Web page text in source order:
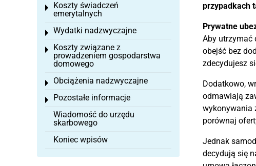
przypadkach
Prywatne
Aby utrzymać
obejść bez
zdecydujesz
Dodatkowo,
odmawiają
wykonywania
porównaj
Jednak
decydują się
Koszty świadczeń
emerytalnych
Toggle menu
Wydatki nadzwyczajne
Toggle menu
Koszty związane z
prowadzeniem gospodarstwa
domowego
Toggle menu
Obciążenia nadzwyczajne
Toggle menu
Pozostałe informacje
Toggle menu
Wiadomość do urzędu
skarbowego
Koniec wpisów